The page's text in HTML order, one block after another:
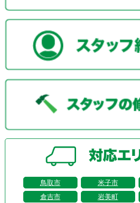
鳥取市 米子市
倉吉市
岩美町